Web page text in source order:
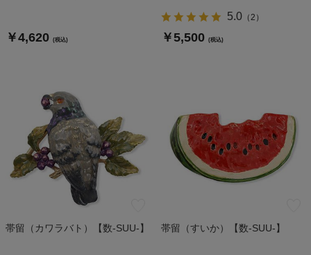
￥4,620 (税込)
5.0（2 ）
￥5,500 (税込)
帯留（カワラバト）【数-SUU-】 帯留（すいか）【数-SUU-】